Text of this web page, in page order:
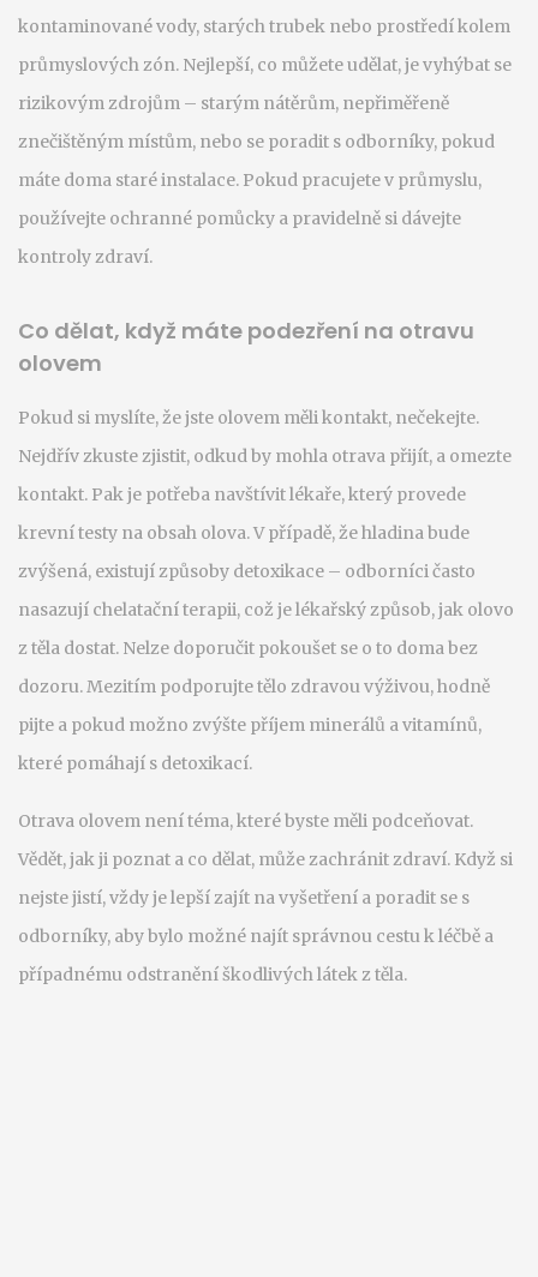
kontaminované vody, starých trubek nebo prostředí kolem
průmyslových zón. Nejlepší, co můžete udělat, je vyhýbat se
rizikovým zdrojům – starým nátěrům, nepřiměřeně
znečištěným místům, nebo se poradit s odborníky, pokud
máte doma staré instalace. Pokud pracujete v průmyslu,
používejte ochranné pomůcky a pravidelně si dávejte
kontroly zdraví.
Co dělat, když máte podezření na otravu
olovem
Pokud si myslíte, že jste olovem měli kontakt, nečekejte.
Nejdřív zkuste zjistit, odkud by mohla otrava přijít, a omezte
kontakt. Pak je potřeba navštívit lékaře, který provede
krevní testy na obsah olova. V případě, že hladina bude
zvýšená, existují způsoby detoxikace – odborníci často
nasazují chelatační terapii, což je lékařský způsob, jak olovo
z těla dostat. Nelze doporučit pokoušet se o to doma bez
dozoru. Mezitím podporujte tělo zdravou výživou, hodně
pijte a pokud možno zvýšte příjem minerálů a vitamínů,
které pomáhají s detoxikací.
Otrava olovem není téma, které byste měli podceňovat.
Vědět, jak ji poznat a co dělat, může zachránit zdraví. Když si
nejste jistí, vždy je lepší zajít na vyšetření a poradit se s
odborníky, aby bylo možné najít správnou cestu k léčbě a
případnému odstranění škodlivých látek z těla.